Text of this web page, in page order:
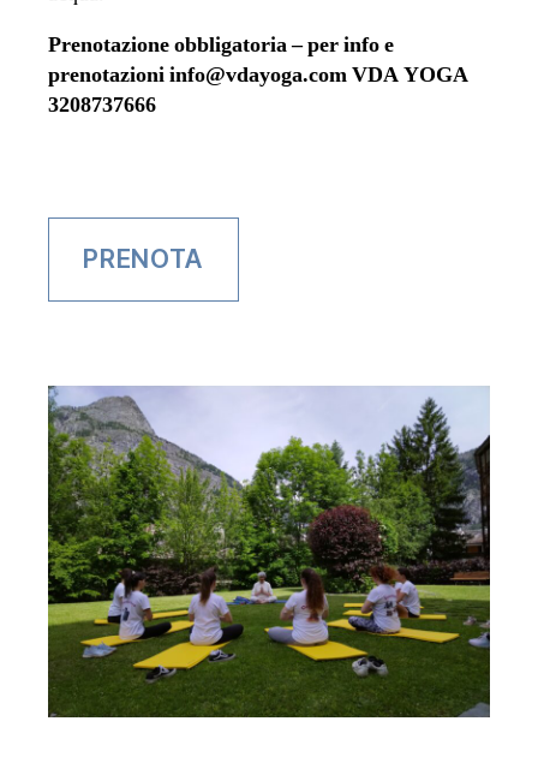
Prenotazione obbligatoria – per info e
prenotazioni info@vdayoga.comVDA YOGA
3208737666
PRENOTA